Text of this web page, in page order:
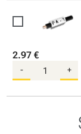
2.97 €
- +